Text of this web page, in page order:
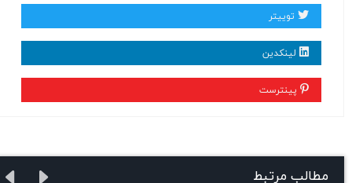
توییتر
لینکدین
پینترست
مطالب مرتبط